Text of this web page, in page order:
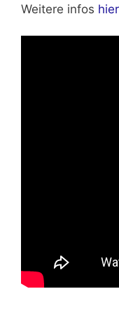
Weitere infos hier